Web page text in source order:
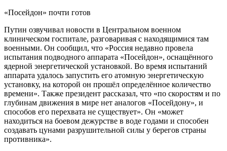
«Посейдон» почти готов
Путин озвучивал новости в Центральном военном
клиническом госпитале, разговаривая с находящимися там
военными. Он сообщил, что «Россия недавно провела
испытания подводного аппарата «Посейдон», оснащённого
ядерной энергетической установкой. Во время испытаний
аппарата удалось запустить его атомную энергетическую
установку, на которой он прошёл определённое количество
времени». Также президент рассказал, что «по скоростям и по
глубинам движения в мире нет аналогов «Посейдону», и
способов его перехвата не существует». Он «может
находиться на боевом дежурстве в воде годами и способен
создавать цунами разрушительной силы у берегов страны
противника».